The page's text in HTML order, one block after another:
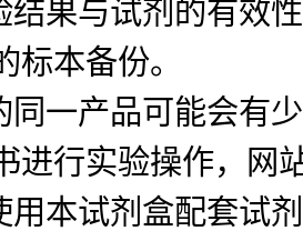
结果与试剂的有效
标本备份。
同一产品可能会有
进行实验操作，网
用本试剂盒配套试